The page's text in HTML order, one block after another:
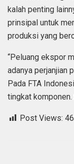
kalah penting
prinsipal untuk
produksi yang
“Peluang ekspor
adanya perjanjian
Pada FTA
tingkat
Post Views: